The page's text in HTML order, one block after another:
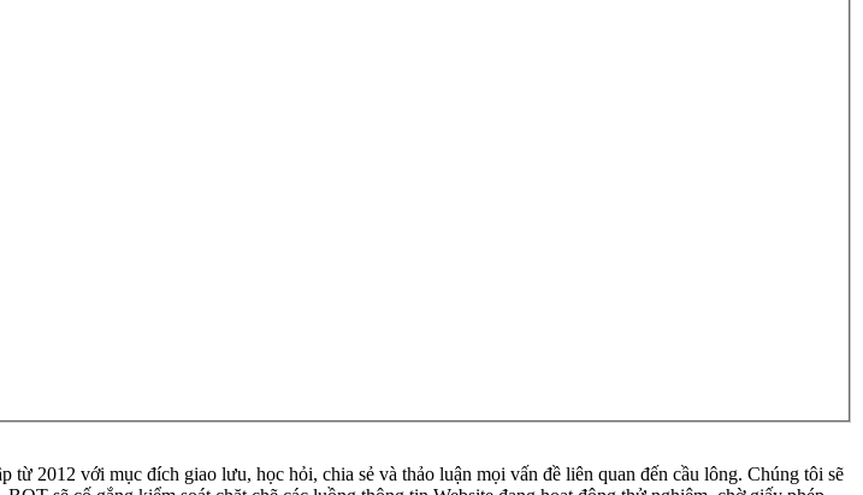
2012 với mục đích giao lưu, học hỏi, chia sẻ và thảo luận mọi vấn đề liên quan đến cầu lông. Chúng tôi sẽ